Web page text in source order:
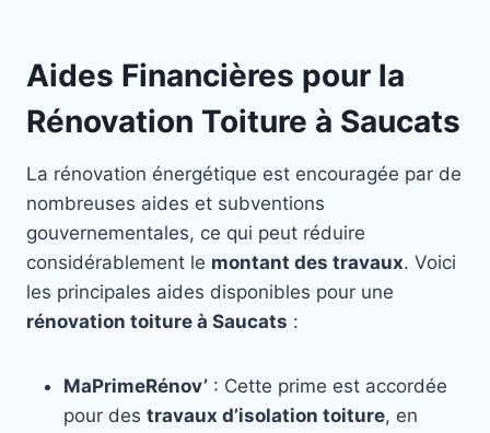
Aides Financières pour la
Rénovation Toiture à Saucats
La rénovation énergétique est encouragée par de
nombreuses aides et subventions
gouvernementales, ce qui peut réduire
considérablement le montant des travaux. Voici
les principales aides disponibles pour une
rénovation toiture à Saucats :
MaPrimeRénov’ : Cette prime est accordée
pour des travaux d’isolation toiture, en